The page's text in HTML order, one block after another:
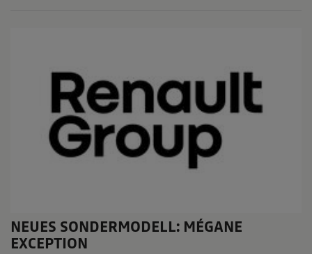
NEUES SONDERMODELL: MÉGANE
EXCEPTION